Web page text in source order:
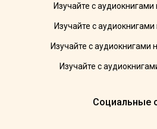
Изучайте с аудиокнигами
Изучайте с аудиокнигами
Изучайте с аудиокнигами
Изучайте с
Социальные